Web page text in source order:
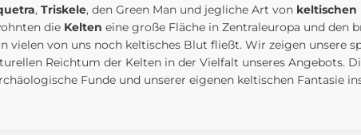
, Triskele, den Green Man und jegliche Art von keltischen
die Kelten eine große Fläche in Zentraleuropa und den
vielen von uns noch keltisches Blut fließt. Wir zeigen unsere
Reichtum der Kelten in der Vielfalt unseres Angebots.
Funde und unserer eigenen keltischen Fantasie